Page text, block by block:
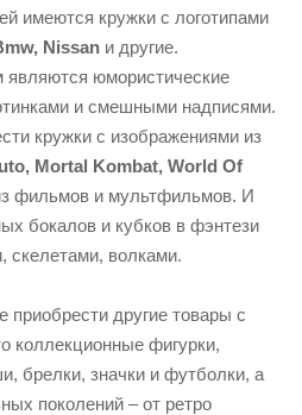
имеются кружки с логотипами
Nissan и другие.
юмористические
и смешными надписями.
кружки с изображениями из
Mortal Kombat, World Of
фильмов и мультфильмов. И
бокалов и кубков в фэнтези
скелетами, волками.
другие товары с
коллекционные фигурки,
брелки, значки и футболки, а
поколений – от ретро